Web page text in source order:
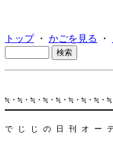
トップ・ かごを見る ・
≒・≒・≒・≒・≒・≒・≒・≒・
で じ じ の 日 刊 オ ー